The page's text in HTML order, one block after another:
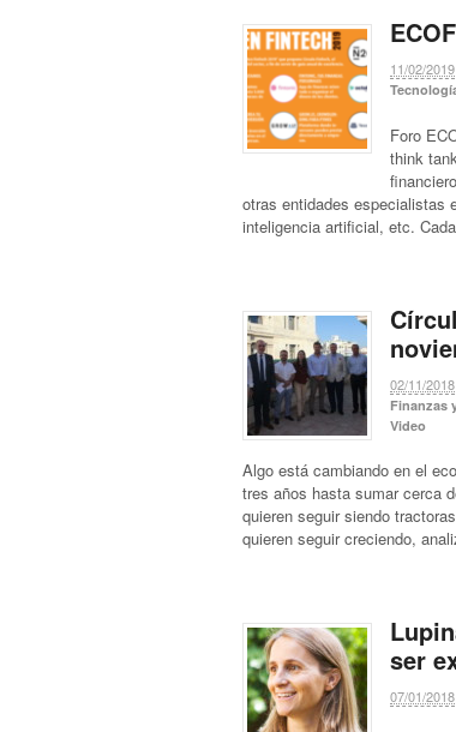
11/02/2019
Foro
think
otras entidades especialistas
inteligencia artificial, etc.
02/11/2018
Finanzas
Video
Algo está cambiando en el
tres años hasta sumar cerca
quieren seguir siendo
quieren seguir creciendo,
ser
07/01/2018